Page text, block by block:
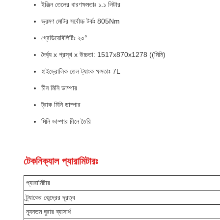
ইঞ্জিন তেলের ধারণক্ষমতাঃ ১.১ লিটার
ভ্রমণ মোটর সর্বোচ্চ টর্কঃ 805Nm
গ্রেডিয়েবিলিটিঃ ২০°
দৈর্ঘ্য x প্রস্থ x উচ্চতা: 1517x870x1278 ((মিমি)
হাইড্রোলিক তেল ট্যাংক ক্ষমতাঃ 7L
চীন মিনি ডাম্পার
ট্রাক মিনি ডাম্পার
মিনি ডাম্পার চীনে তৈরি
টেকনিক্যাল প্যারামিটারঃ
প্যারামিটার
ট্র্যাকের কেন্দ্রের দূরত্ব
ন্যূনতম ঘুরার ব্যাসার্ধ